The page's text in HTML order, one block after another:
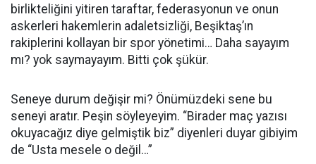
birlikteliğini yitiren taraftar, federasyonun ve onun
askerleri hakemlerin adaletsizliği, Beşiktaş’ın
rakiplerini kollayan bir spor yönetimi… Daha sayayım
mı? yok saymayayım. Bitti çok şükür.
Seneye durum değişir mi? Önümüzdeki sene bu
seneyi aratır. Peşin söyleyeyim. “Birader maç yazısı
okuyacağız diye gelmiştik biz” diyenleri duyar gibiyim
de “Usta mesele o değil…”